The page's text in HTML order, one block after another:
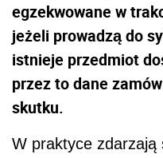
egzekwowane w
jeżeli prowadzą do
istnieje przedmiot
przez to dane
skutku.
W praktyce zdarzają